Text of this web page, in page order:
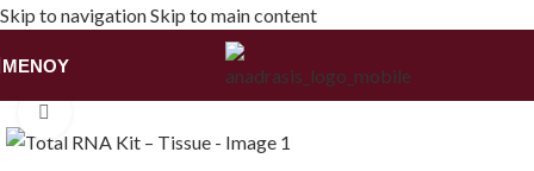
Skip to navigationSkip to main content
ΜΕΝΟΎ
Αναλώσιμα Εργαστηρίων